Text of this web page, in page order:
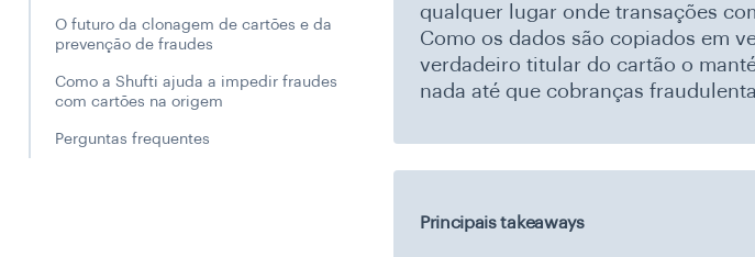
O futuro da clonagem de cartões e da
prevenção de fraudes
Como a Shufti ajuda a impedir fraudes
com cartões na origem
Perguntas frequentes
qualquer lugar onde transações
Como os dados são copiados em
verdadeiro titular do cartão o
nada até que cobranças
Principais takeaways